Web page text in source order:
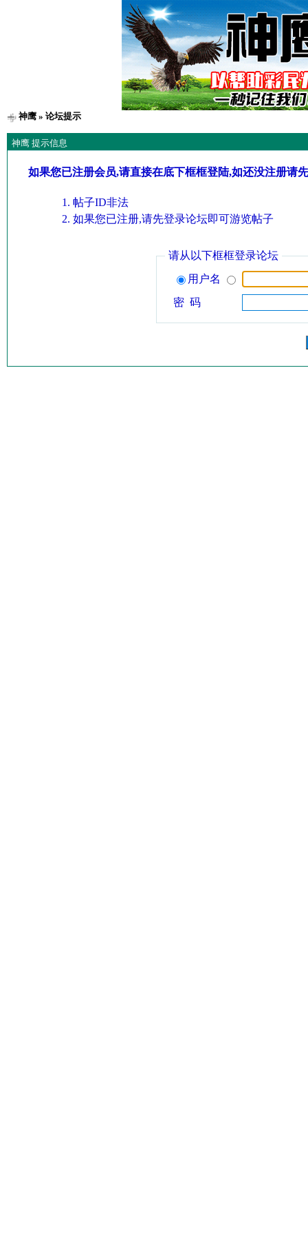
神鹰» 论坛提示
神鹰 提示信息
如果您已注册会员,请直接在底下框框登陆,如还没注册请
帖子ID非法
如果您已注册,请先登录论坛即可游览帖子
请从以下框框登录论坛
用户名
密 码